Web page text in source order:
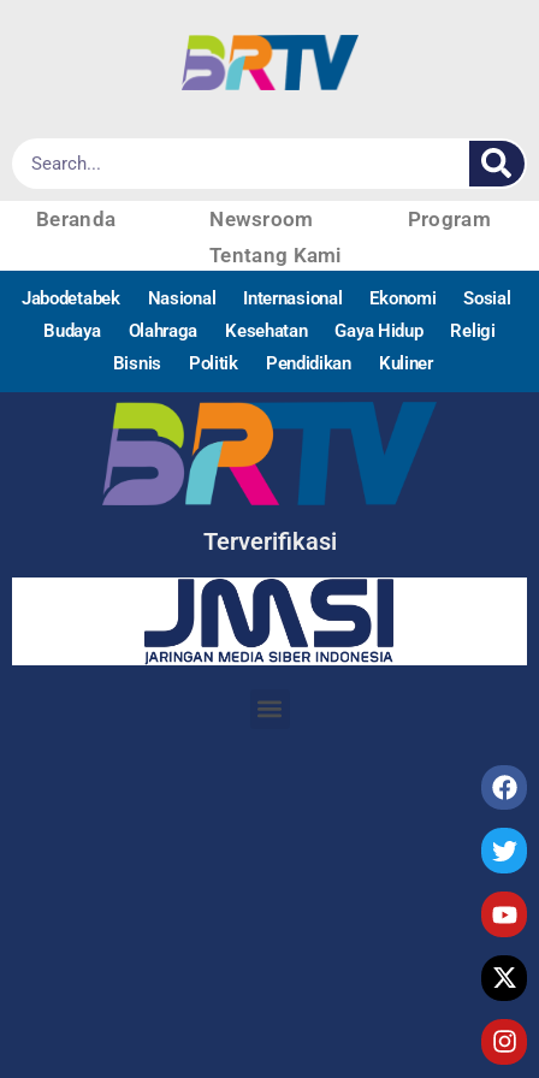
Beranda Newsroom
Program
Tentang Kami
Jabodetabek Nasional Internasional Ekonomi
Sosial
Budaya
Olahraga Kesehatan Gaya Hidup
Religi
Bisnis
Politik Pendidikan Kuliner
Terverifikasi